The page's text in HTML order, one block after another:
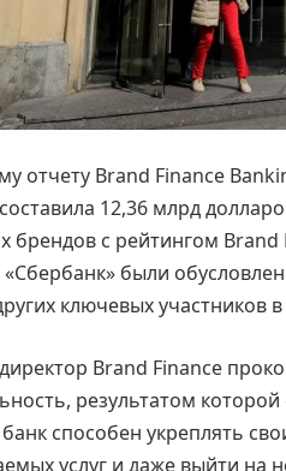
отчету Brand Finance
12,36 млрд
брендов с рейтингом
были
ключевых участников
Brand Finance
результатом
способен укреплять
услуг и даже выйти на